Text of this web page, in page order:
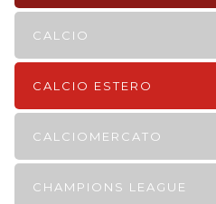
CALCIO
CALCIO ESTERO
CALCIOMERCATO
CHAMPIONS LEAGUE